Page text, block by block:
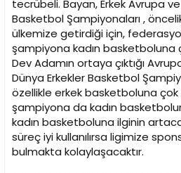
tecrübeli. Bayan, Erkek Avrupa
Basketbol Şampiyonaları ,
ülkemize getirdiği için,
şampiyona kadın basketboluna
Dev Adamın ortaya çıktığı
Dünya Erkekler Basketbol
özellikle erkek basketboluna çok
şampiyona da kadın
kadın basketboluna ilginin
süreç iyi kullanılırsa ligimize
bulmakta kolaylaşacaktır.